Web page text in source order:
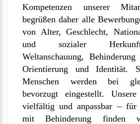
Kompetenzen unserer
begrüßen daher alle
von Alter, Geschlecht,
und sozialer
Weltanschauung,
Orientierung und Identität.
Menschen werden bei
bevorzugt eingestellt.
vielfältig und anpassbar – für
mit Behinderung finden